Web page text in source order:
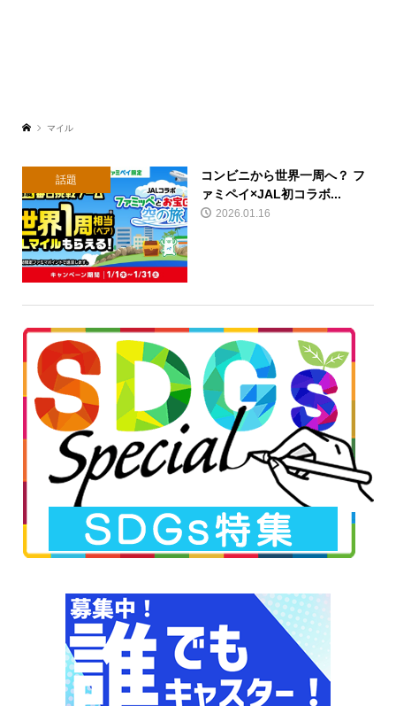
マイル
話題
コンビニから世界一周へ？ フ
ァミペイ×JAL初コラボ...
2026.01.16